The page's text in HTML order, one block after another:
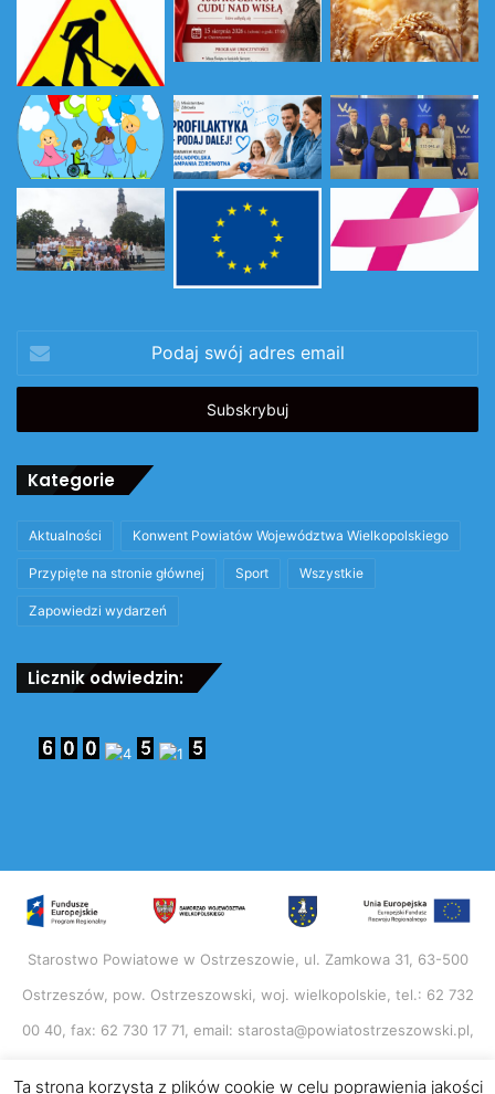
swój
adres
Kategorie
Aktualności Konwent Powiatów Województwa Wielkopolskiego
Przypięte na stronie głównej Sport Wszystkie
Zapowiedzi wydarzeń
Licznik odwiedzin:
Starostwo Powiatowe w Ostrzeszowie, ul. Zamkowa 31, 63-500
Ostrzeszów, pow. Ostrzeszowski, woj. wielkopolskie, tel.: 62 732
00 40, fax: 62 730 17 71, email: starosta@powiatostrzeszowski.pl,
Ta strona korzysta z plików cookie w celu poprawienia jakości